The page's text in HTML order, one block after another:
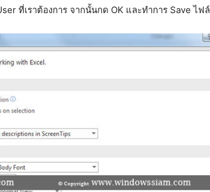
ที่เราต้องการ จากนั้นกด OK และทำการ Save ไฟล์